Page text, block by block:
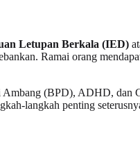
Letupan Berkala (IED)
Ramai orang
Ambang (BPD), ADHD, dan
langkah penting